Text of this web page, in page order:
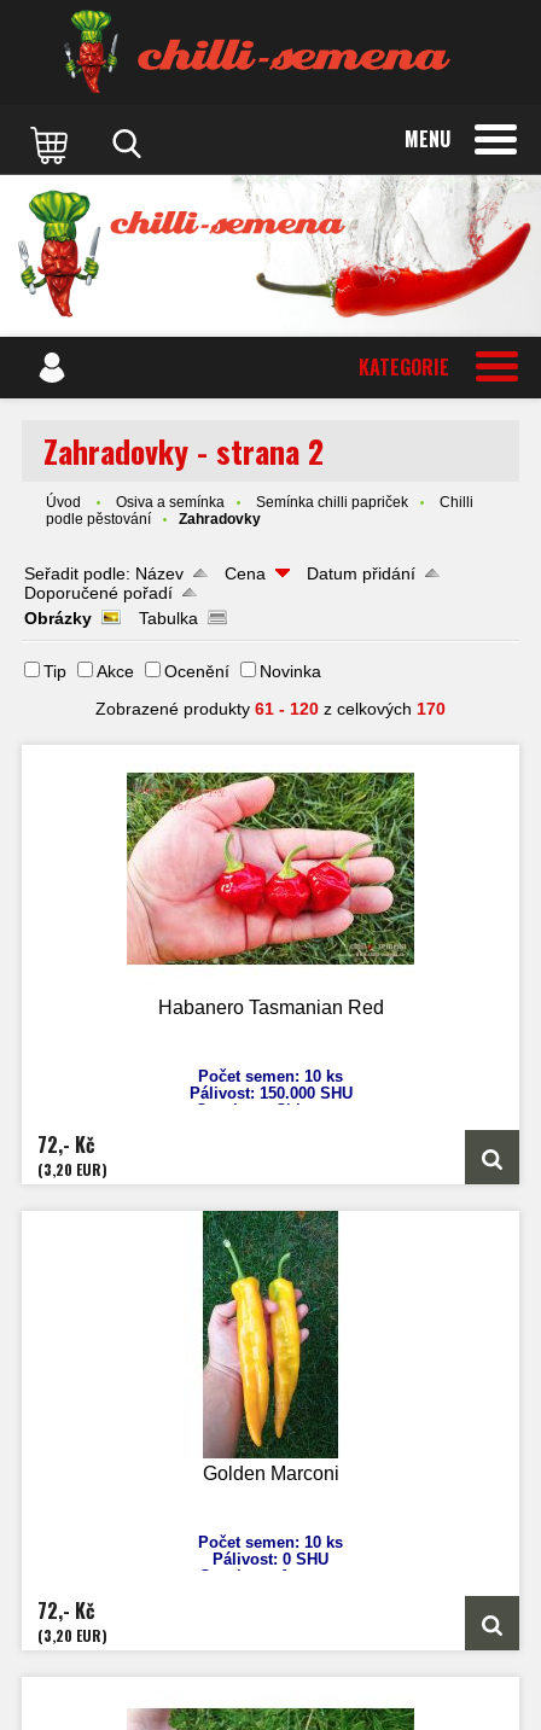
MENU
KATEGORIE
Zahradovky - strana 2
Úvod Osiva a semínka Semínka chilli papriček
Chilli
podle pěstování
Zahradovky
Seřadit podle: Název Cena
Datum přidání
Doporučené pořadí
Obrázky
Tabulka
Tip Akce Ocenění
Novinka
Zobrazené produkty 61 - 120 z celkových 170
Habanero Tasmanian Red
Počet semen: 10 ks
Pálivost: 150.000SHU
Capsicum Chinense
72,- Kč
(3,20 EUR)
Golden Marconi
Počet semen: 10 ks
Pálivost: 0 SHU
Capsicum
Annuum
72,- Kč
(3,20 EUR)